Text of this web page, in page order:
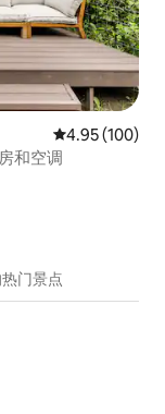
平均评分 4.95
4.95 (100)
和空调
门景点